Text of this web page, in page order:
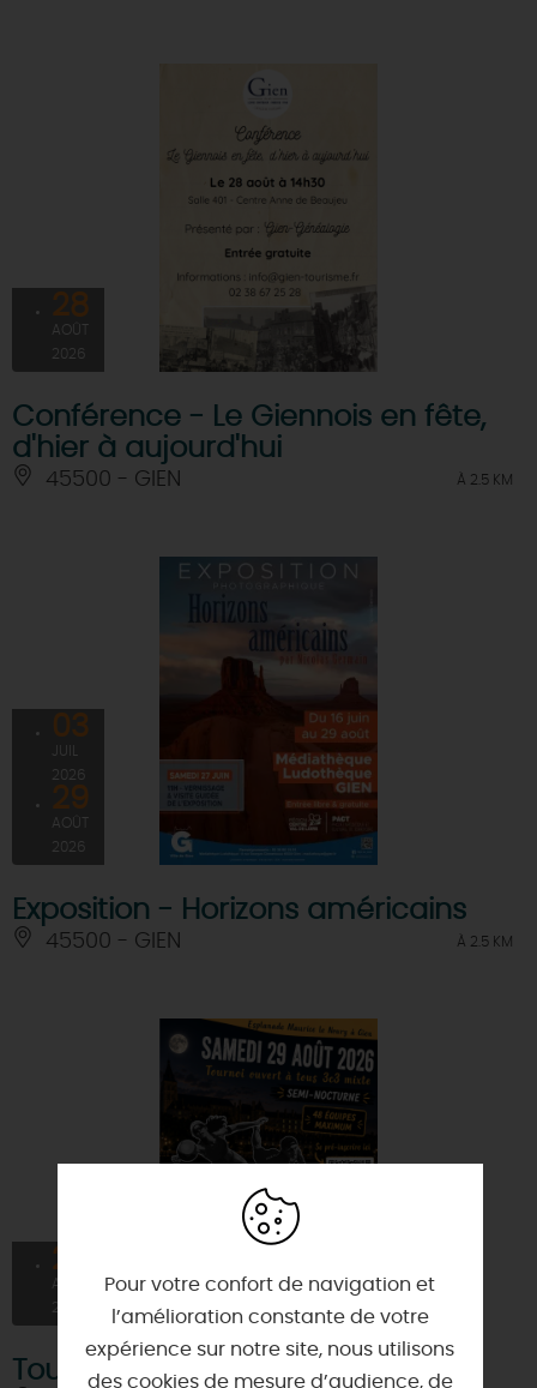
28
AOÛT
2026
Conférence - Le Giennois en fête,
d'hier à aujourd'hui
45500 - GIEN À 2.5 KM
03
2026
29
AOÛT
2026
Exposition - Horizons américains
45500 - GIEN À 2.5 KM
29
AOÛT
10€
Tournoi beach volley
Pour votre confort de navigation et
l’amélioration constante de votre
expérience sur notre site, nous utilisons
des cookies de mesure d’audience, de